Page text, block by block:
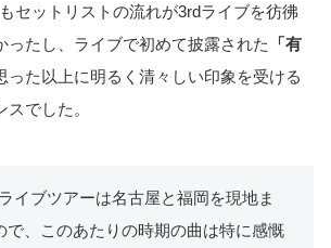
もセットリストの流れが3rdライブを彷彿
ったし、ライブで初めて披露された
「有
った以上に明るく清々しい印象を受ける
でした。
イブツアーは名古屋と福岡を現地ま
で、このあたりの時期の曲は特に感慨